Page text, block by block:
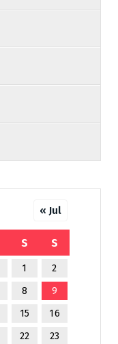
S S
1
2
8
9
15
16
22
23
« Jul